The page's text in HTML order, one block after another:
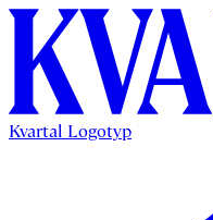
Kvartal Logotyp